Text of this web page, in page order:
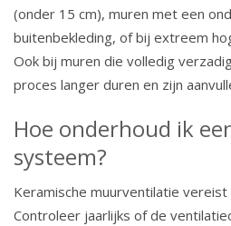
(onder 15 cm), muren met een
buitenbekleding, of bij extreem
Ook bij muren die volledig
proces langer duren en zijn
Hoe onderhoud ik
systeem?
Keramische muurventilatie vereist
Controleer jaarlijks of de